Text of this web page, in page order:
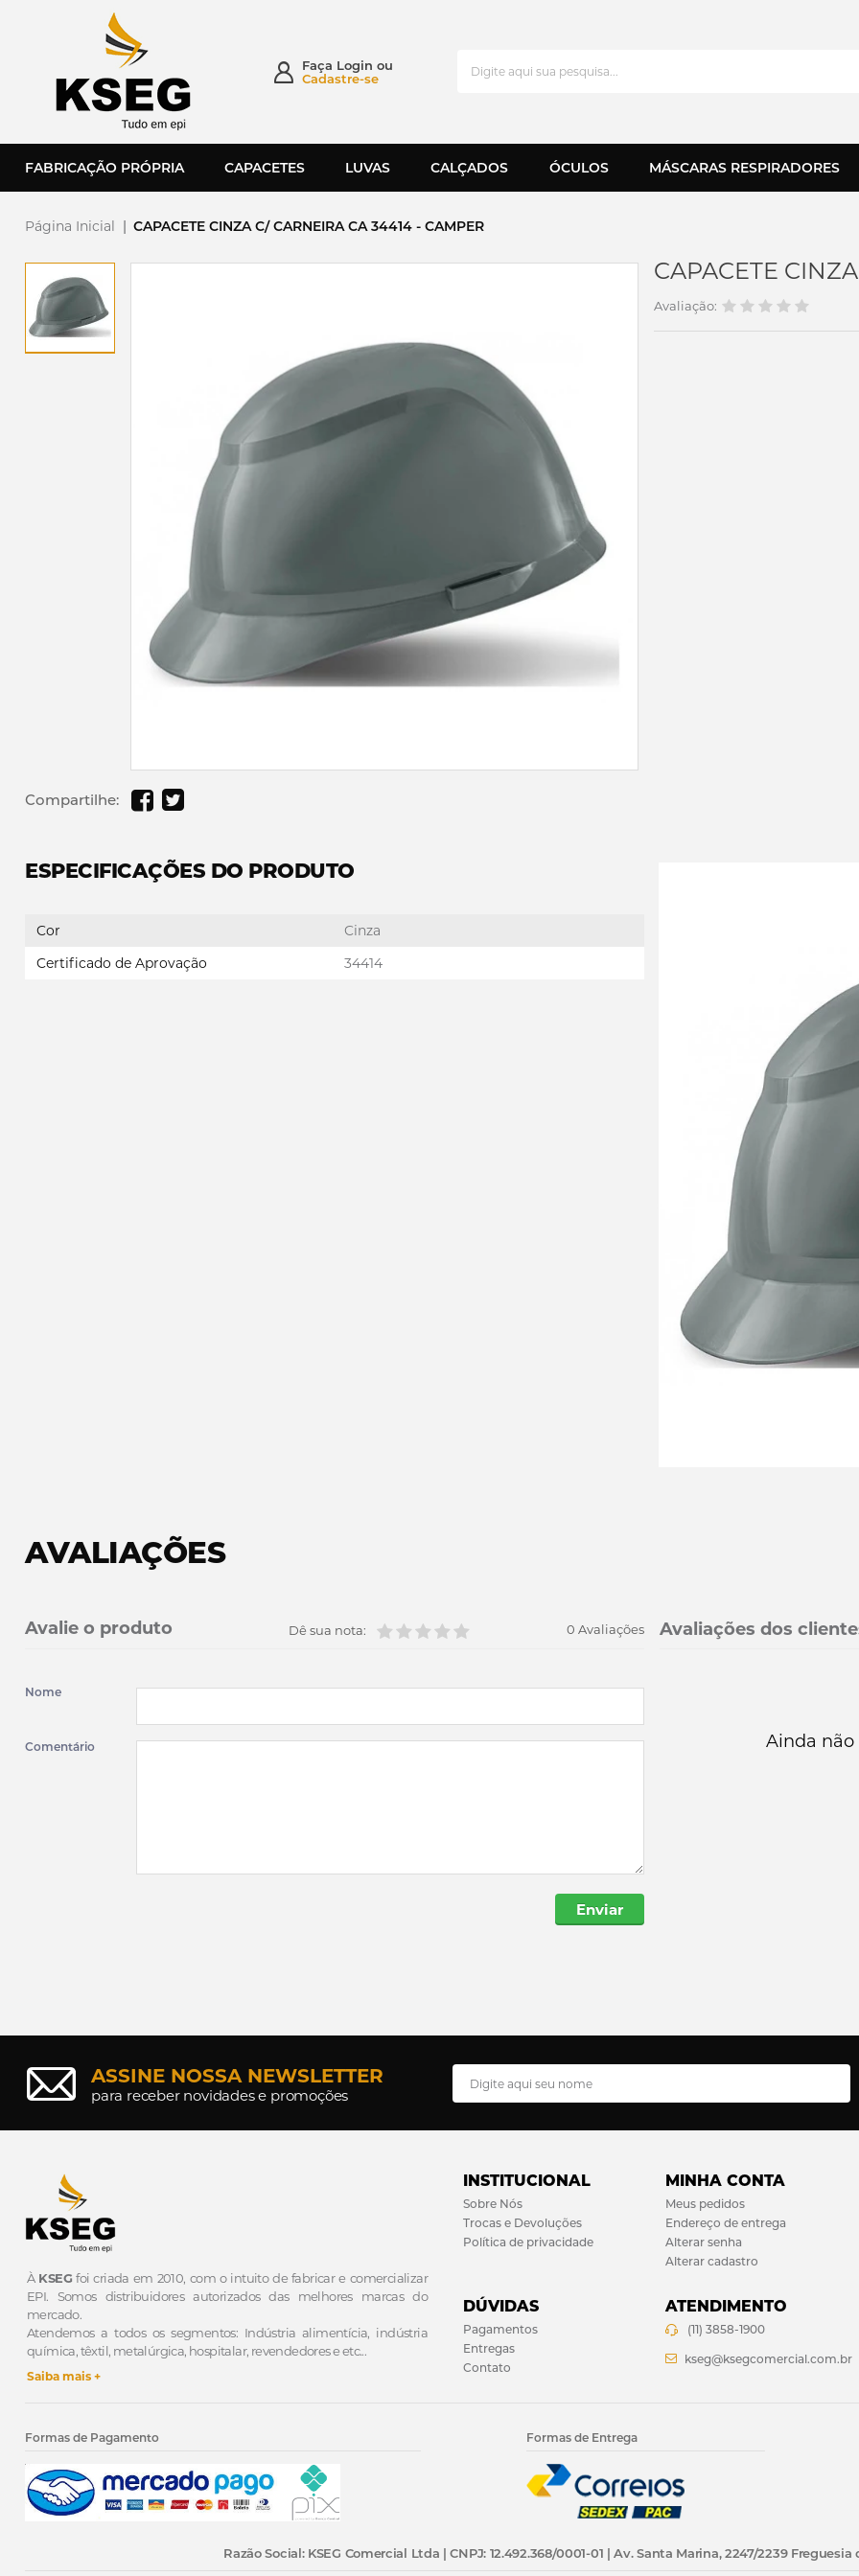
Faça Login ou
Cadastre-se
FABRICAÇÃO PRÓPRIA CAPACETES LUVAS CALÇADOS ÓCULOS MÁSCARAS RESPIRADORES
Página Inicial | CAPACETE CINZA C/ CARNEIRA CA 34414 - CAMPER
Compartilhe:
CAPACETE
Avaliação:
ESPECIFICAÇÕES DO PRODUTO
Cor
Cinza
Certificado de Aprovação
34414
AVALIAÇÕES
Avalie o produto 0 Avaliações
Dê sua nota:
Nome
Comentário
Enviar
Avaliações dos
Ainda
ASSINE NOSSA NEWSLETTER
para receber novidades e promoções
À KSEG foi criada em 2010, com o intuito de fabricar e comercializar
EPI. Somos distribuidores autorizados das melhores marcas do
mercado.
Atendemos a todos os segmentos: Indústria alimentícia, indústria
química, têxtil, metalúrgica, hospitalar, revendedores e etc...
Saiba mais +
INSTITUCIONAL
Sobre Nós
Trocas e Devoluções
Política de privacidade
MINHA CONTA
Meus pedidos
Endereço de entrega
Alterar senha
Alterar cadastro
DÚVIDAS
Pagamentos
Entregas
Contato
ATENDIMENTO
(11) 3858-1900
kseg@ksegcomercial.com.br
Formas de Pagamento Formas de Entrega
Razão Social: KSEG Comercial Ltda | CNPJ: 12.492.368/0001-01 | Av. Santa Marina, 2247/2239 Freguesia